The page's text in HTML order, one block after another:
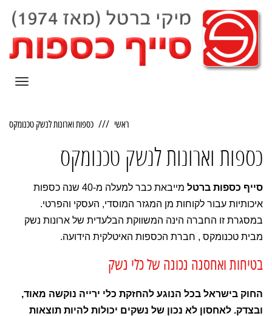
ראשי כספות וארונות לנשק טכנומקס
כספות וארונות לנשק טכנומקס
סייף כספות ברטל
מייבאת כבר למעלה מ-40 שנה כספות
איכותיות עבור לקוחות מן המגזר המוסדי, העסקי והפרטי.
במסגרת זו החברה הינה המשווקת הבלעדית של ארונות נשק
מבית טכנומקס , חברת הכספות האיטלקית הידועה.
בטיחות ואחסנה נכונה של כלי נשק
החוק בישראל בכל הנוגע להחזקת כלי ירייה נוקשה מאוד,
ובצדק. לאחסון לא נכון של נשקים יכולות להיות תוצאות